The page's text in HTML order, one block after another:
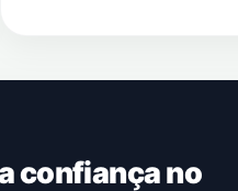
confiança no